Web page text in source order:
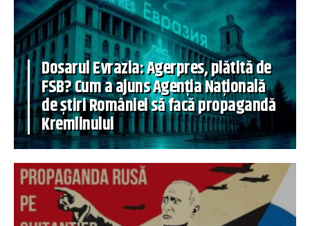
Dosarul Evrazia: Agerpres, plătită de
FSB? Cum a ajuns Agenția Națională
de știri României să facă propagandă
Kremlinului